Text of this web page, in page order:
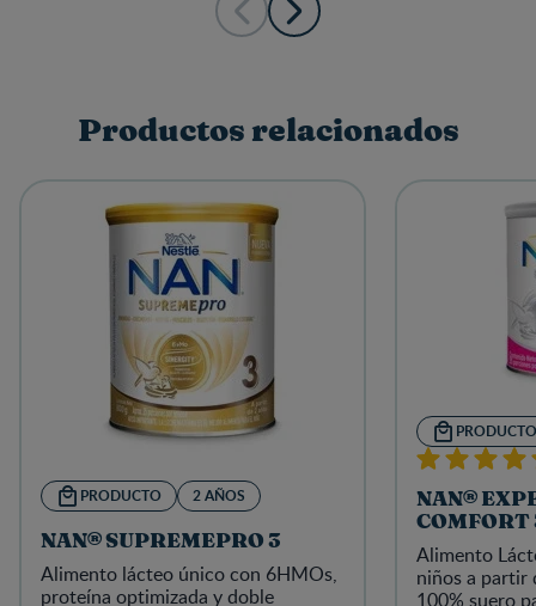
Productos relacionados
PRODUCTO 2 AÑOS
NAN® SUPREMEPRO 3
Alimento lácteo único con 6HMOs,
proteína optimizada y doble
PRODUCTO
NAN®
COMFORT
Alimento
niños a partir
100% suero